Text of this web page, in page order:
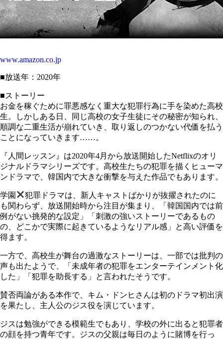
www.amazon.co.jp
■放送年：2020年
■ストーリー
お金を稼ぐために罪悪感なく重大な犯罪行為に手を染めた高校
生。しかしある日、同じ高校の女子生徒にその秘密が知られ、
順調な二重生活が崩れていき、取り返しのつかない代価を払う
ことになっていきます……。
『人間レッスン』は2020年4月から放送開始したNetflixのオリ
ジナルドラマシリーズです。高校生たちの犯罪を描くヒューマ
ンドラマで、韓国内で大きな衝撃を与えた作品でもあります。
学園
犯罪ドラマは、新人キャストばかりが抜擢されたのに
も関わらず、放送開始時から注目が集まり、「韓国国内では前
例がない挑発的な設定」「刺激の強いストーリーであるもの
の、どこかで実際に起きているようなリアル感」と高い評価を
得ます。
一方で、高校生が舞台の過激なストーリーは、一部では批判の
声も出たようで、「未成年者の犯罪をエンターテインメント化
した」「犯罪を助長する」と言われたそうです。
賛否両論がある本作で、キム・ドンヒさんは初のドラマ初出演
を果たし、主人公のジス役を演じています。
ジスは勉強ができる模範生でもあり、学校の外に出ると犯罪者
の顔を持つ青年です。ジスの父親は毎日のように賭博を行っ